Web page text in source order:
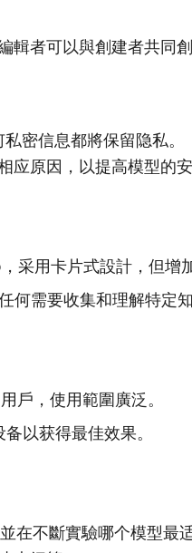
者可以與創建者共同創
密信息都將保留隐私。
原因，以提高模型的安
用卡片式設計，但增
需要收集和理解特定知
戶，使用範圍廣泛。
以获得最佳效果。
不斷實驗哪个模型最适